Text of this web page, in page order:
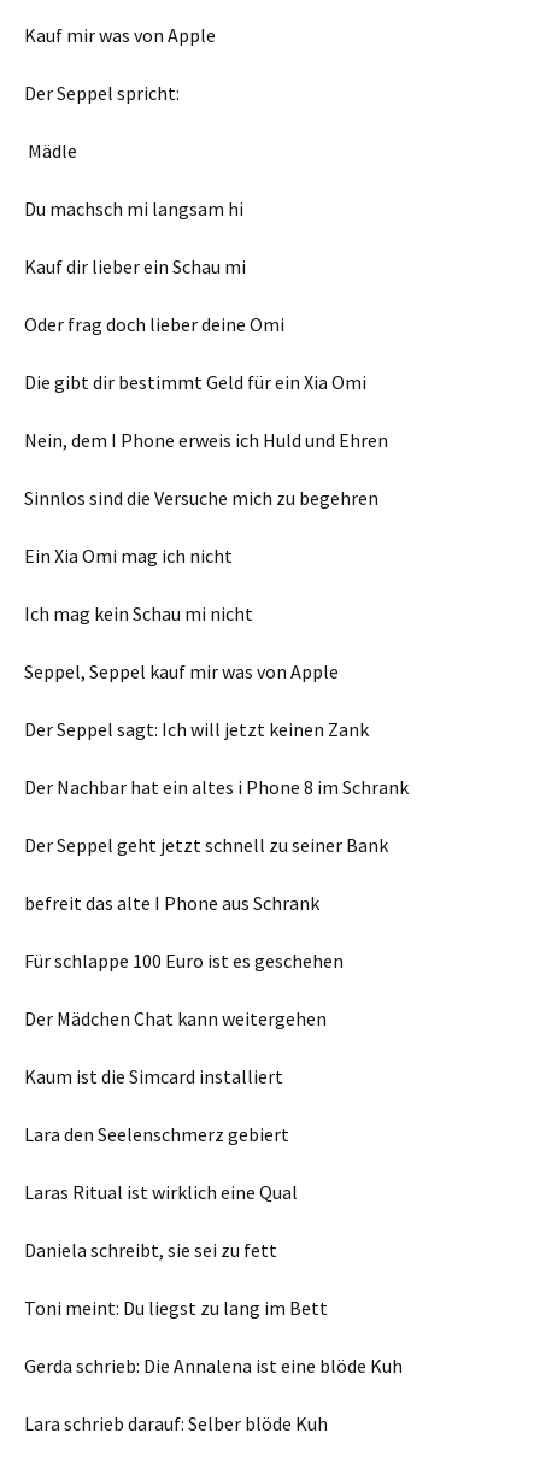
Kauf mir was von Apple
Der Seppel spricht:
Mädle
Du machsch mi langsam hi
Kauf dir lieber ein Schau mi
Oder frag doch lieber deine Omi
Die gibt dir bestimmt Geld für ein Xia Omi
Nein, dem I Phone erweis ich Huld und Ehren
Sinnlos sind die Versuche mich zu begehren
Ein Xia Omi mag ich nicht
Ich mag kein Schau mi nicht
Seppel, Seppel kauf mir was von Apple
Der Seppel sagt: Ich will jetzt keinen Zank
Der Nachbar hat ein altes i Phone 8 im Schrank
Der Seppel geht jetzt schnell zu seiner Bank
befreit das alte I Phone aus Schrank
Für schlappe 100 Euro ist es geschehen
Der Mädchen Chat kann weitergehen
Kaum ist die Simcard installiert
Lara den Seelenschmerz gebiert
Laras Ritual ist wirklich eine Qual
Daniela schreibt, sie sei zu fett
Toni meint: Du liegst zu lang im Bett
Gerda schrieb: Die Annalena ist eine blöde Kuh
Lara schrieb darauf: Selber blöde Kuh